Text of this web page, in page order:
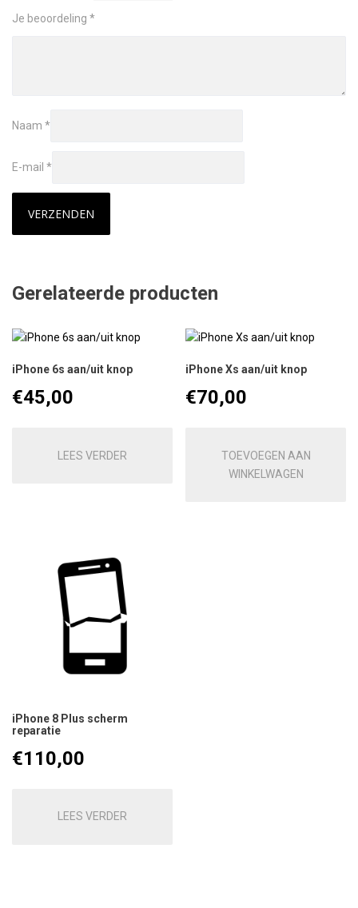
Je beoordeling *
Naam *
E-mail *
Gerelateerde producten
iPhone 6s aan/uit knop
€45,00
LEES VERDER
iPhone Xs aan/uit knop
€70,00
TOEVOEGEN AAN
WINKELWAGEN
iPhone 8 Plus scherm
reparatie
€110,00
LEES VERDER